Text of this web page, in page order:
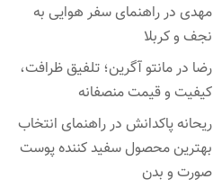
مهدی درراهنمای سفر هوایی به
نجف و کربلا
رضا درمانتو آگرین؛ تلفیق ظرافت،
کیفیت و قیمت منصفانه
ریحانه پاکدانش درراهنمای انتخاب
بهترین محصول سفید کننده پوست
صورت و بدن